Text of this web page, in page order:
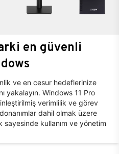
en güvenli
ve en cesur hedeflerinize
yakalayın. Windows 11 Pro
verimlilik ve görev
dahil olmak üzere
kullanım ve yönetim